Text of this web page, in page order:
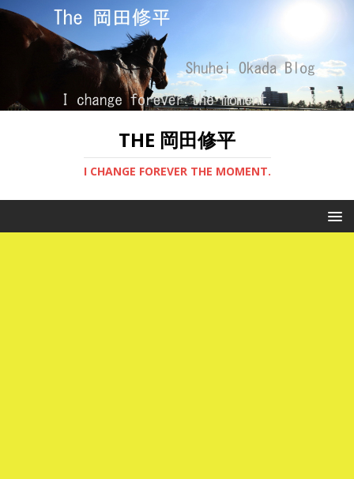
THE 岡田修平
I CHANGE FOREVER THE MOMENT.